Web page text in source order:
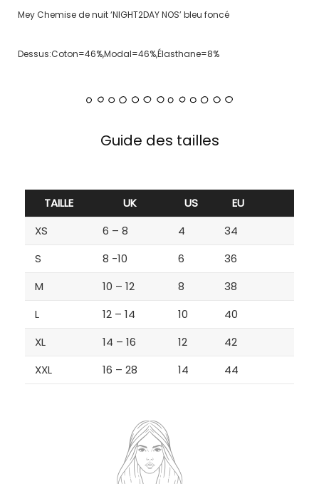
Mey Chemise de nuit ‘NIGHT2DAY NOS’ bleu foncé
Dessus:Coton=46%,Modal=46%,Élasthane=8%
Guide des tailles
TAILLE UK US
EU
XS
6 – 8 4
34
S
8 -10 6
36
M
10 – 12 8
38
L
12 – 14 10
40
XL
14 – 16 12
42
XXL
16 – 28 14 44